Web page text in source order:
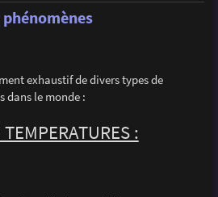
exhaustif de divers types de
dans le monde :
TEMPERATURES :